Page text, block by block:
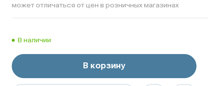
может отличаться от цен в розничных магазинах
В наличии
В корзину